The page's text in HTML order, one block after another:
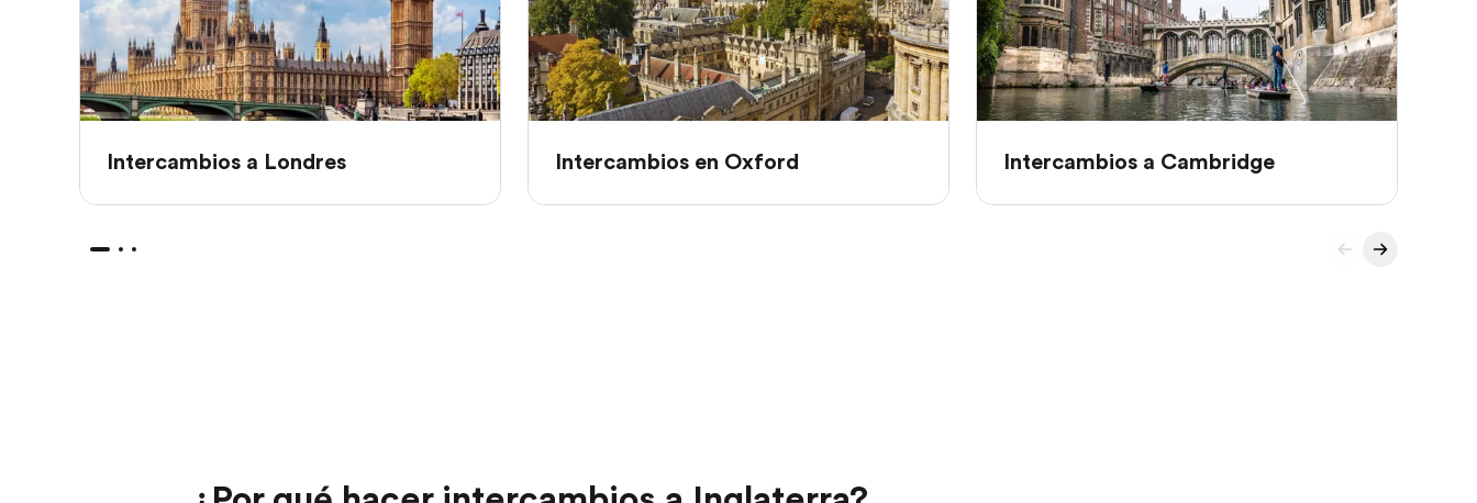
Intercambios a Londres Intercambios en Oxford Intercambios a Cambridge